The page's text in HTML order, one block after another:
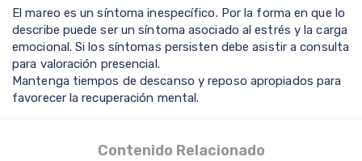
El mareo es un síntoma inespecífico. Por la forma en que lo
describe puede ser un síntoma asociado al estrés y la carga
emocional. Si los síntomas persisten debe asistir a consulta
para valoración presencial.
Mantenga tiempos de descanso y reposo apropiados para
favorecer la recuperación mental.
Contenido Relacionado